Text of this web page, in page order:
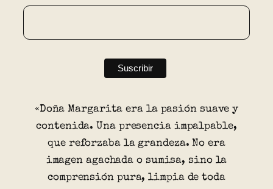
«Doña Margarita era la pasión suave y
contenida. Una presencia impalpable,
que reforzaba la grandeza. No era
imagen agachada o sumisa, sino la
comprensión pura, limpia de toda